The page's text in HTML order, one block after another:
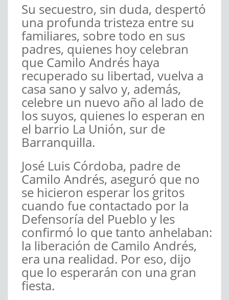
Su secuestro, sin duda, despertó
una profunda tristeza entre su
familiares, sobre todo en sus
padres, quienes hoy celebran
que Camilo Andrés haya
recuperado su libertad, vuelva a
casa sano y salvo y, además,
celebre un nuevo año al lado de
los suyos, quienes lo esperan en
el barrio La Unión, sur de
Barranquilla.
José Luis Córdoba, padre de
Camilo Andrés, aseguró que no
se hicieron esperar los gritos
cuando fue contactado por la
Defensoría del Pueblo y les
confirmó lo que tanto anhelaban:
la liberación de Camilo Andrés,
era una realidad. Por eso, dijo
que lo esperarán con una gran
fiesta.